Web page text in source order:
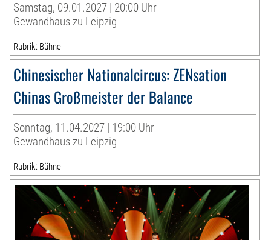
Samstag, 09.01.2027 | 20:00 Uhr
Gewandhaus zu Leipzig
Rubrik: Bühne
Chinesischer Nationalcircus: ZENsation
Chinas Großmeister der Balance
Sonntag, 11.04.2027 | 19:00 Uhr
Gewandhaus zu Leipzig
Rubrik: Bühne